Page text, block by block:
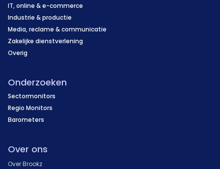
IT, online & e-commerce
Industrie & productie
Media, reclame & communicatie
Zakelijke dienstverlening
Overig
Onderzoeken
Sectormonitors
Regio Monitors
Barometers
Over ons
Over Brookz